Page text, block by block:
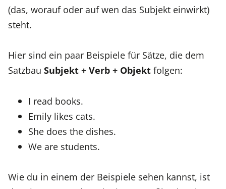
(das, worauf oder auf wen das Subjekt einwirkt)
steht.
Hier sind ein paar Beispiele für Sätze, die dem
Satzbau Subjekt + Verb + Objekt folgen:
I read books.
Emily likes cats.
She does the dishes.
We are students.
Wie du in einem der Beispiele sehen kannst, ist